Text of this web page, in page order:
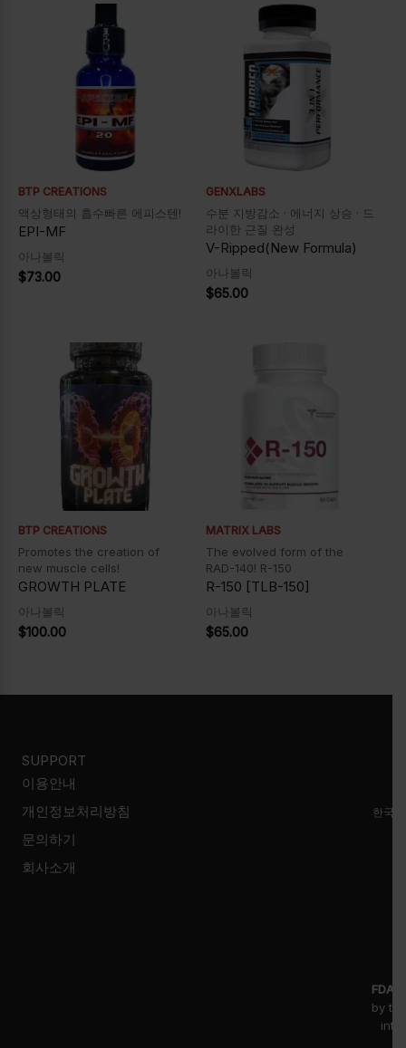
BTP CREATIONS
액상형태의 흡수빠른 에피스텐!
EPI-MF
아나볼릭
$73.00
GENXLABS
수분 지방감소 · 에너지 상승 · 드
라이한 근질 완성
V-Ripped(New Formula)
아나볼릭
$65.00
BTP CREATIONS
Promotes the creation of
new muscle cells!
GROWTH PLATE
아나볼릭
$100.00
MATRIX LABS
The evolved form of the
RAD-140! R-150
R-150 [TLB-150]
아나볼릭
$65.00
SUPPORT
이용안내
개인정보처리방침
문의하기
회사소개
한국
FDA
by